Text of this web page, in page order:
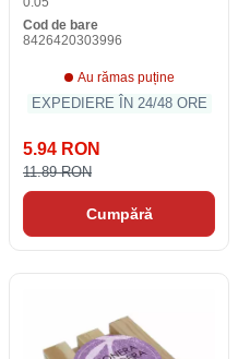
Cod de bare
8426420303996
Au rămas puține
EXPEDIERE ÎN 24/48 ORE
5.94 RON
11.89 RON
Cumpără